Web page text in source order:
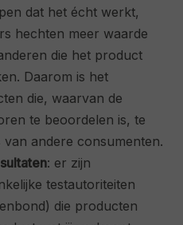
dat het écht werkt,
hechten meer waarde
die het product
Daarom is het
die, waarvan de
te beoordelen is, te
andere consumenten.
: er zijn
testautoriteiten
die producten